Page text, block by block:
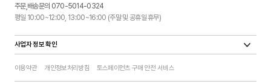
주문,배송문의 070-5014-0324
평일 10:00~12:00, 13:00~16:00 (주말 및 공휴일 휴무)
사업자 정보 확인
이용약관 개인정보처리방침 토스페이먼츠 구매 안전 서비스